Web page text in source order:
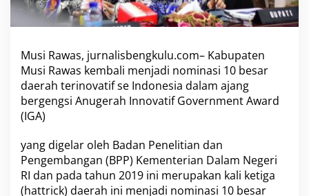
n
j
i
N
o
m
s
i
1
0
Musi Rawas, jurnalisbengkulu.com– Kabupaten
Musi Rawas kembali menjadi nominasi 10 besar
daerah terinovatif se Indonesia dalam ajang
bergengsi Anugerah Innovatif Government Award
(IGA)
yang digelar oleh Badan Penelitian dan
Pengembangan (BPP) Kementerian Dalam Negeri
RI dan pada tahun 2019 ini merupakan kali ketiga
(hattrick) daerah ini menjadi nominasi 10 besar